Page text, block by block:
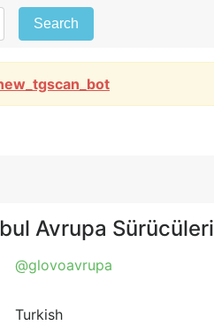
Search
Avrupa Sürücüleri
@glovoavrupa
Turkish